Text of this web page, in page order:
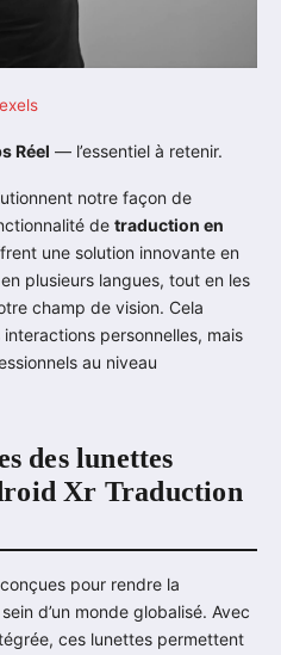
Réel — l’essentiel à retenir.
notre façon de
de traduction en
une solution innovante en
plusieurs langues, tout en les
champ de vision. Cela
personnelles, mais
au niveau
des lunettes
Xr Traduction
pour rendre la
d’un monde globalisé. Avec
ces lunettes permettent